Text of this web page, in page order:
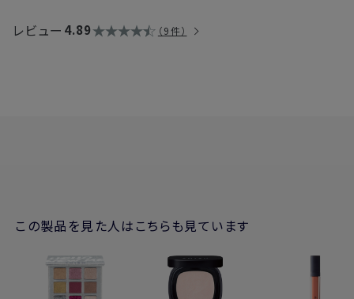
レビュー 4.89 9件
この製品を見た人はこちらも見ています